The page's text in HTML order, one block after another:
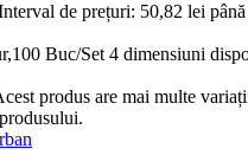
de prețuri: 50,82 lei
Buc/Set 4 dimensiuni
produs are mai multe